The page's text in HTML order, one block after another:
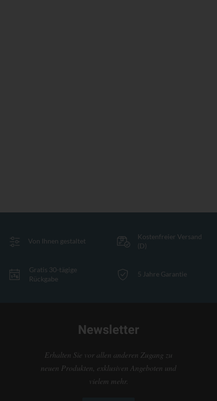
Von Ihnen gestaltet
Kostenfreier Versand
(D)
Gratis 30-tägige
Rückgabe
5 Jahre Garantie
Newsletter
Erhalten Sie vor allen anderen Zugang zu
neuen Produkten, exklusiven Angeboten und
vielem mehr.